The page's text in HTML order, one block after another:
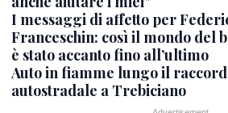
I messaggi di affetto per
Franceschin: così il mondo del
è stato accanto fino all’ultimo
Auto in fiamme lungo il
autostradale a Trebiciano